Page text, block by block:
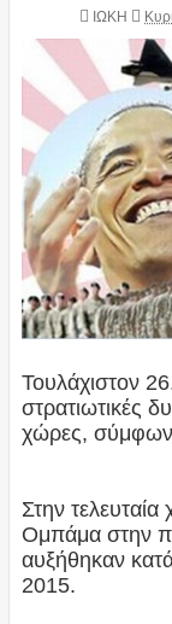
ΙΩΚΗ
Τουλάχιστον
στρατιωτικές
χώρες,
Στην
Ομπάμα στην
αυξήθηκαν
2015.